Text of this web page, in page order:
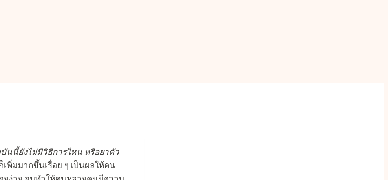
นนี้ยังไม่มีวิธีการไหน หรือยาตัว
พิ่มมากขึ้นเรื่อย ๆ เป็นผลให้คน